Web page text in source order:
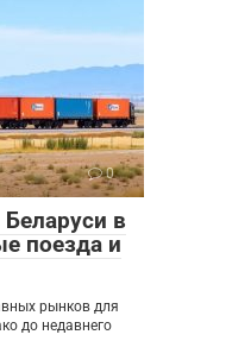
0
в
поезда и
рынков для
до недавнего